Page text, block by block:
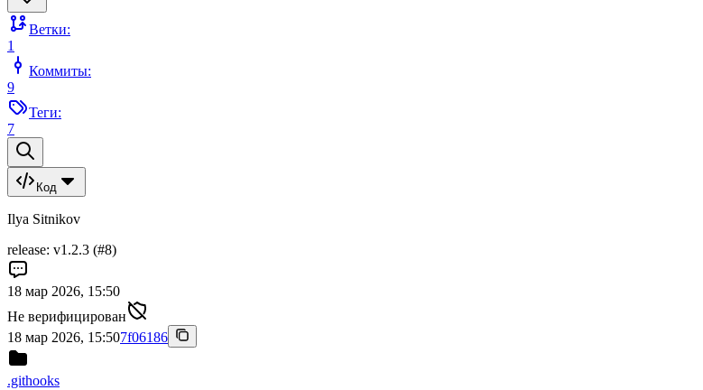
Ветки:
1
Коммиты:
9
Теги:
7
Код
Ilya Sitnikov
release: v1.2.3 (#8)
18 мар 2026, 15:50
Не верифицирован
18 мар 2026, 15:507f06186
.githooks